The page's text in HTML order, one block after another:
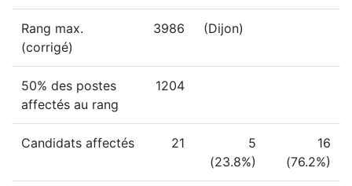
Rang max.
(corrigé)
3986 (Dijon)
50% des postes
affectés au rang
1204
Candidats affectés 21
5
(23.8%)
16
(76.2%)